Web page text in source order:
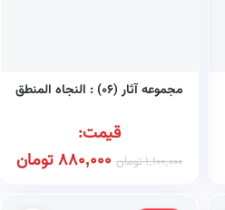
مجموعه آثار (۰۶) : النجاه المنطق
قیمت:
1,100,000تومان 880,000تومان